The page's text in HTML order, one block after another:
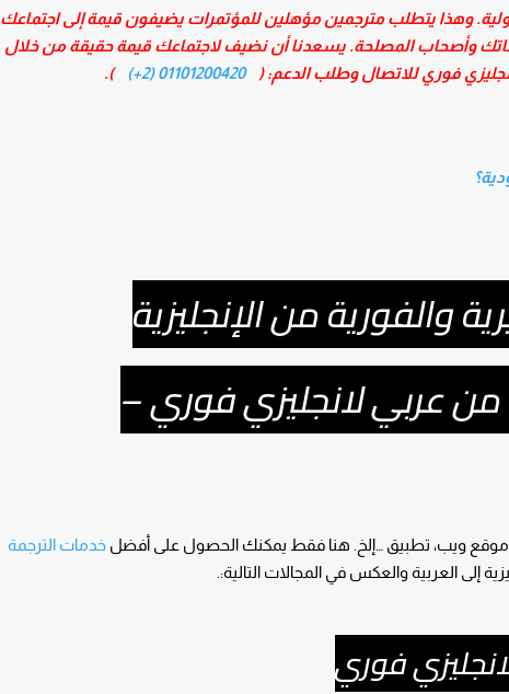
وهذا يتطلب مترجمين مؤهلين للمؤتمرات يضيفون قيمة إلى اجتماعك
وأصحاب المصلحة. يسعدنا أن نضيف لاجتماعك قيمة حقيقة من خلال
فوري للاتصال وطلب الدعم: (01101200420 (2+)
).
والفورية من الإنجليزية
عربي لانجليزي فوري –
موقع ويب، تطبيق …إلخ. هنا فقط يمكنك الحصول على أفضلخدمات الترجمة
إلى العربية والعكس في المجالات التالية:.
فوري